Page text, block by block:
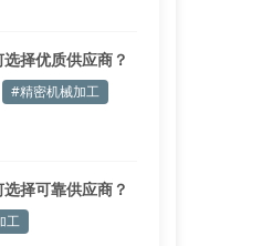
择优质供应商？
#精密机械加工
择可靠供应商？
工